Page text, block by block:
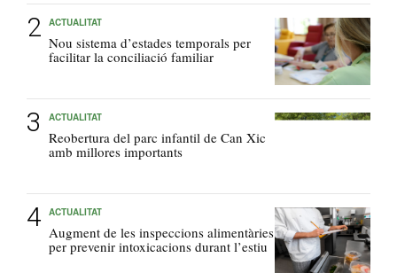
ACTUALITAT
Nou sistema d’estades temporals per
facilitar la conciliació familiar
ACTUALITAT
Reobertura del parc infantil de Can Xic
amb millores importants
ACTUALITAT
Augment de les inspeccions alimentàries
per prevenir intoxicacions durant l’estiu